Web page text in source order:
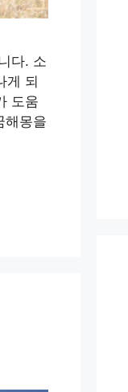
다. 소
게 되
도움
해몽을